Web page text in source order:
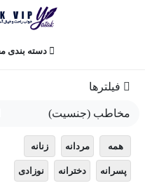
دسته بندی
فیلترها
مخاطب (جنسیت)
همه مردانه زنانه
پسرانه دخترانه نوزادی